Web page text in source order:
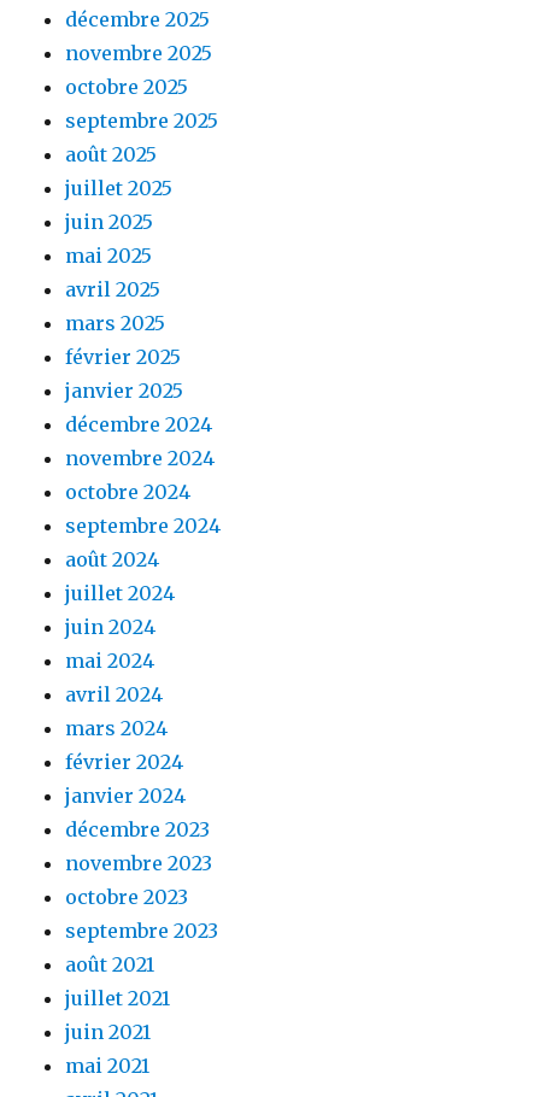
décembre 2025
novembre 2025
octobre 2025
septembre 2025
août 2025
juillet 2025
juin 2025
mai 2025
avril 2025
mars 2025
février 2025
janvier 2025
décembre 2024
novembre 2024
octobre 2024
septembre 2024
août 2024
juillet 2024
juin 2024
mai 2024
avril 2024
mars 2024
février 2024
janvier 2024
décembre 2023
novembre 2023
octobre 2023
septembre 2023
août 2021
juillet 2021
juin 2021
mai 2021